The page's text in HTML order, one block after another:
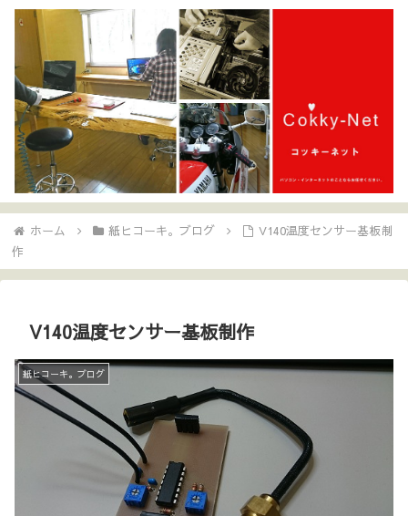
ホーム 紙ヒコーキ。ブログ
V140温度センサー基板制
作
V140温度センサー基板制作
紙ヒコーキ。ブログ